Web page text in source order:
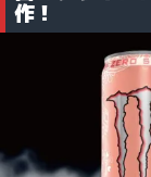
作！